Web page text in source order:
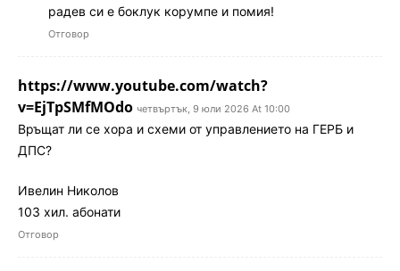
радев си е боклук корумпе и помия!
Отговор
https://www.youtube.com/watch?
v=EjTpSMfMOdo четвъртък, 9 юли 2026 At 10:00
Връщат ли се хора и схеми от управлението на ГЕРБ и
ДПС?
Ивелин Николов
103 хил. абонати
Отговор